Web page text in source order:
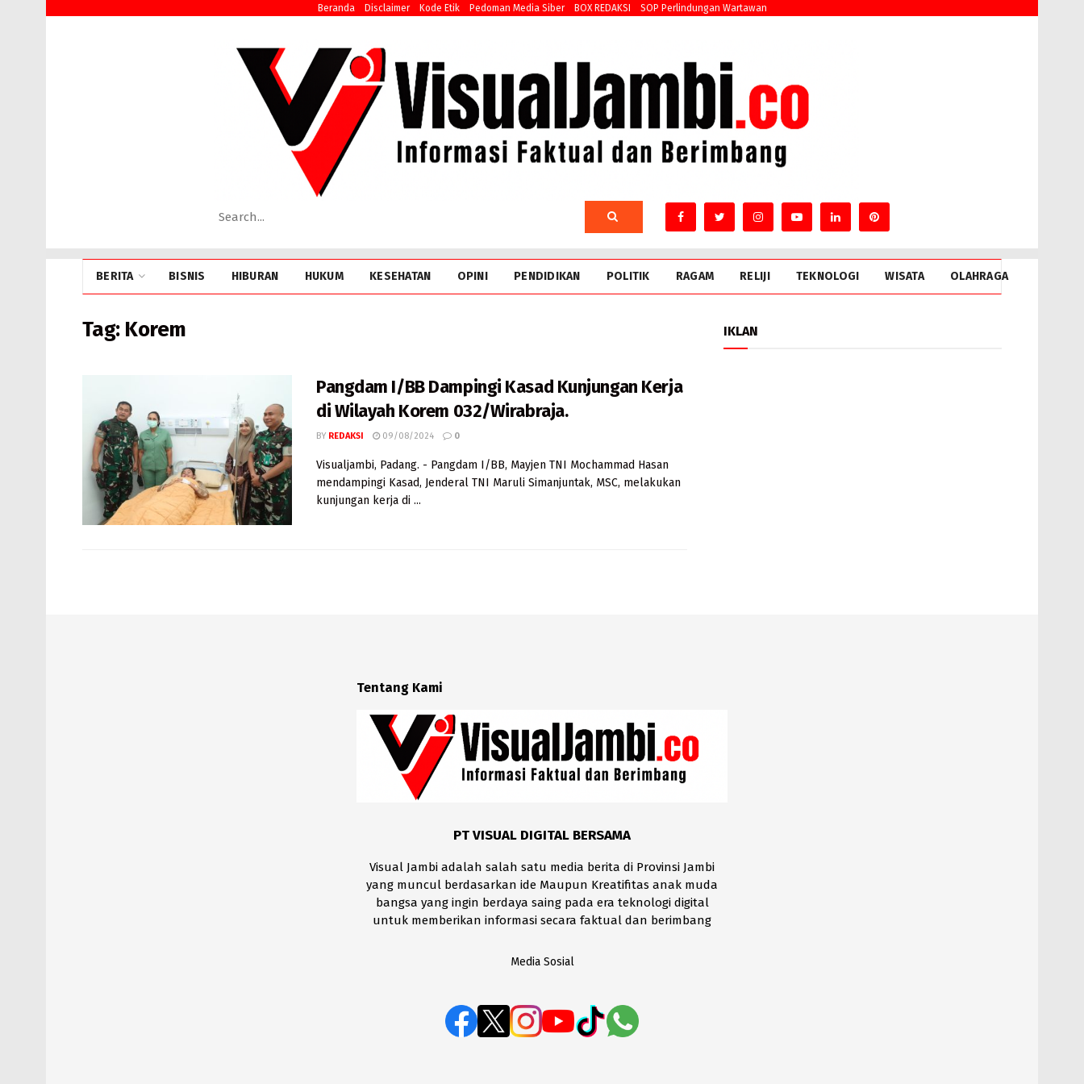
Beranda Disclaimer Kode Etik Pedoman Media Siber BOX REDAKSI SOP Perlindungan Wartawan
BERITA BISNIS HIBURAN HUKUM KESEHATAN OPINI PENDIDIKAN POLITIK RAGAM RELIJI TEKNOLOGI WISATA OLAHRAGA
Tag: Korem
Pangdam I/BB Dampingi Kasad Kunjungan Kerja
di Wilayah Korem 032/Wirabraja.
BY REDAKSI 09/08/2024 0
Visualjambi, Padang. - Pangdam I/BB, Mayjen TNI Mochammad Hasan
mendampingi Kasad, Jenderal TNI Maruli Simanjuntak, MSC, melakukan
kunjungan kerja di ...
IKLAN
Tentang Kami
PT VISUAL DIGITAL BERSAMA
Visual Jambi adalah salah satu media berita di Provinsi Jambi
yang muncul berdasarkan ide Maupun Kreatifitas anak muda
bangsa yang ingin berdaya saing pada era teknologi digital
untuk memberikan informasi secara faktual dan berimbang
Media Sosial